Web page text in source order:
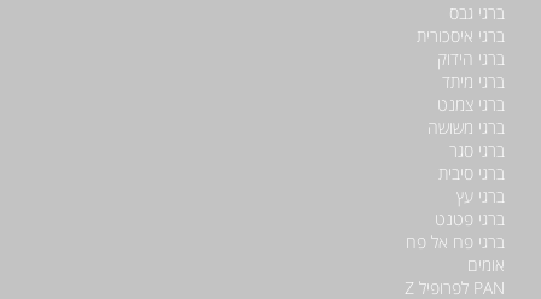
ברגי גבס
ברגי איסכורית
ברגי הידוק
ברגי מיתד
ברגי צמנט
ברגי משושה
ברגי סגר
ברגי סיבית
ברגי עץ
ברגי פטנט
ברגי פח אל פח
אומים
PAN לפרופיל Z